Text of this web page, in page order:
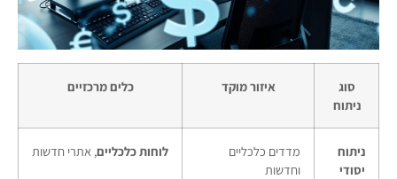
סוג
ניתוח
איזור מוקד כלים מרכזיים
ניתוח
יסודי
מדדים כלכליים
וחדשות
לוחות כלכליים, אתרי חדשות